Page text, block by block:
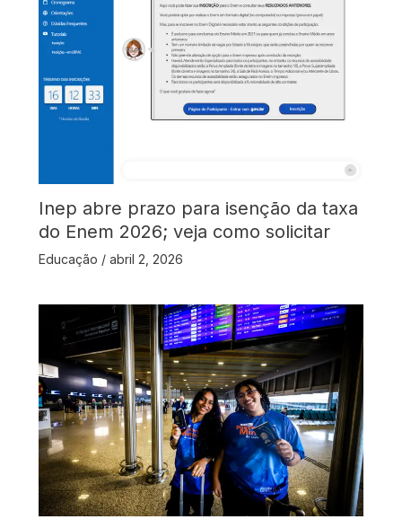
Inep abre prazo para isenção da taxa
do Enem 2026; veja como solicitar
Educação / abril 2, 2026